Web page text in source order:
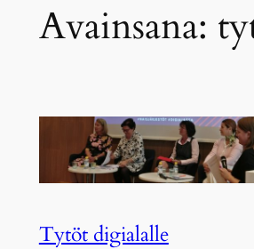
Avainsana:
Tytöt digialalle